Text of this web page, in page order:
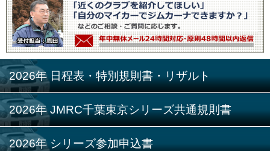
2026年 日程表・特別規則書・リザルト
2026年 JMRC千葉東京シリーズ共通規則書
2026年 シリーズ参加申込書